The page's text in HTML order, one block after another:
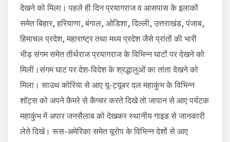
देखने को मिला। पहले ही दिन प्रयागराज व आसपास के इलाकों
समेत बिहार, हरियाणा, बंगाल, ओडिशा, दिल्ली, उत्तराखंड, पंजाब,
हिमाचल प्रदेश, महाराष्ट्र तथा मध्य प्रदेश जैसे प्रांतों की भारी
भीड़ संगम समेत तीर्थराज प्रयागराज के विभिन्न घाटों पर देखने को
मिली।संगम घाट पर देश-विदेश के श्रद्धालुओं का तांता देखने को
मिला। साउथ कोरिया से आए यू-ट्यूबर दल महाकुंभ के विभिन्न
शॉट्स को अपने कैमरे से कैप्चर करते दिखे तो जापान से आए पर्यटक
महाकुंभ में अपार जनसैलाब को देखकर स्थानीय गाइड से जानकारी
लेते दिखे। रूस-अमेरिका समेत यूरोप के विभिन्न देशों से आए